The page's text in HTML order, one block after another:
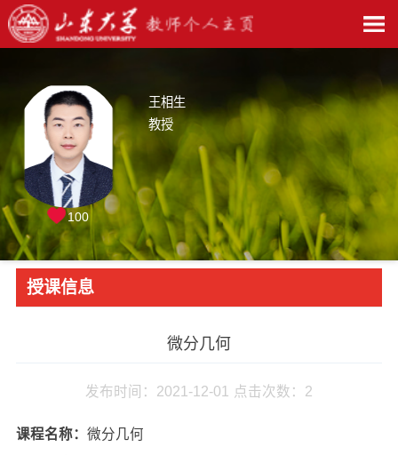
王相生
教授
100
授课信息
微分几何
发布时间：2021-12-01 点击次数： 2
课程名称： 微分几何